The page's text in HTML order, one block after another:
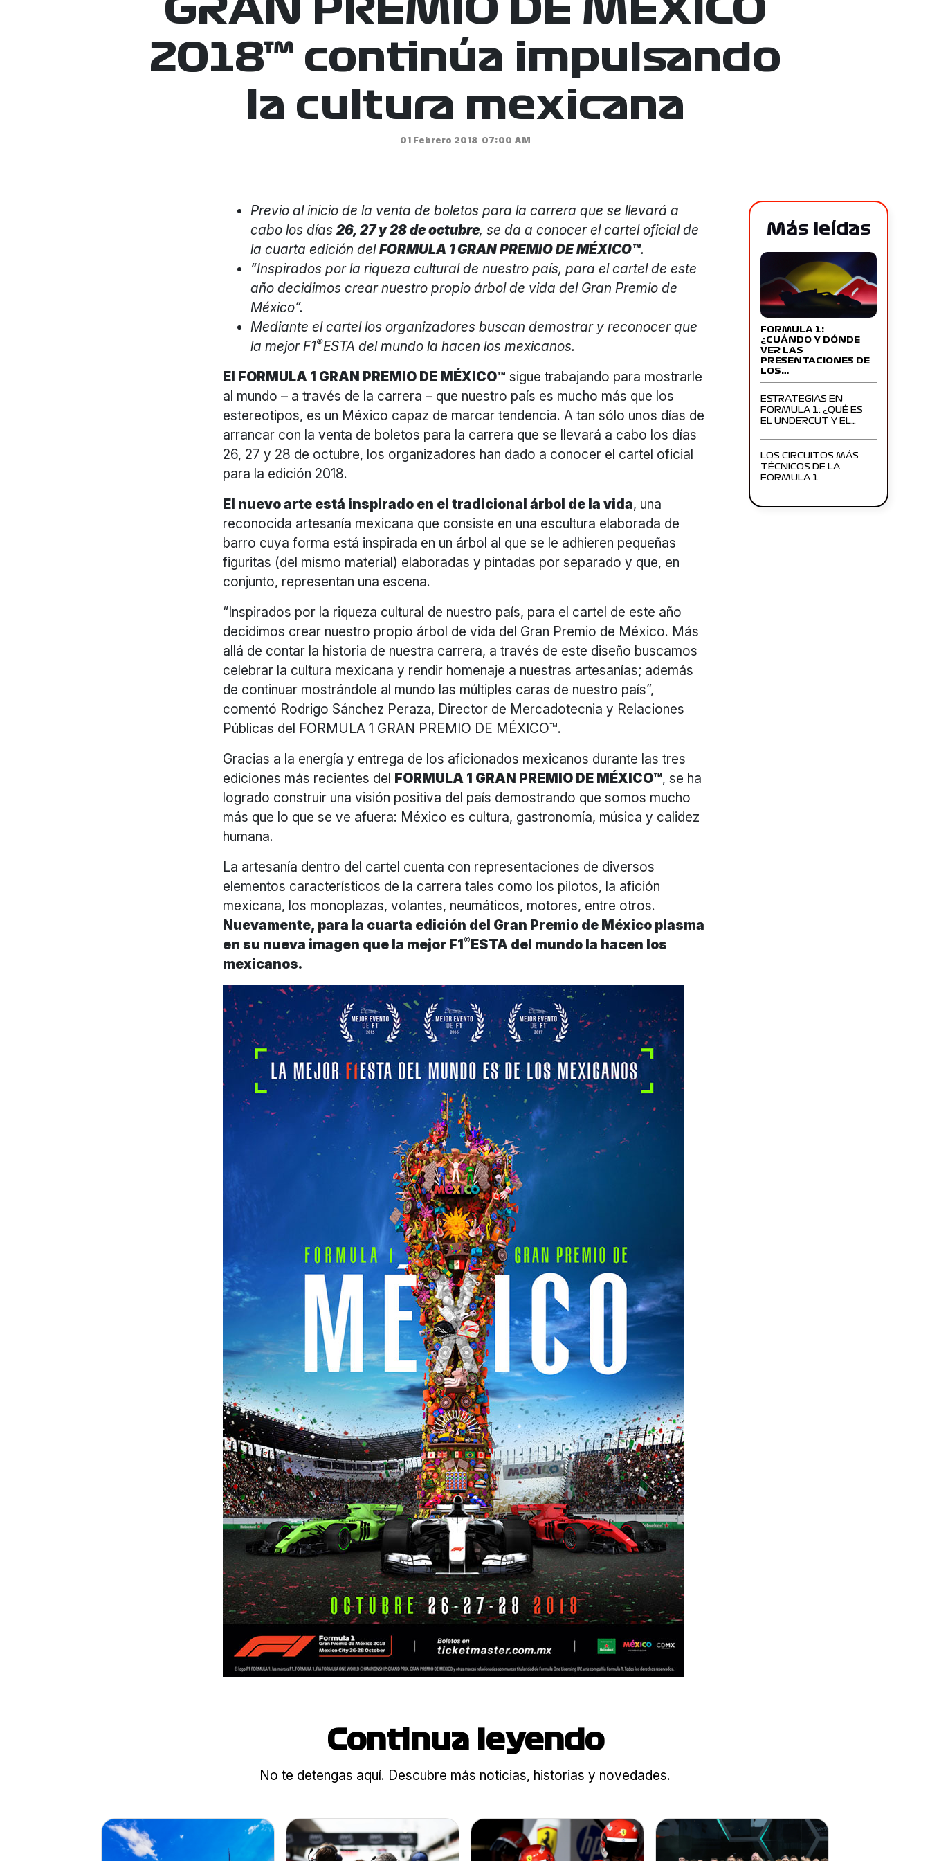
GRAN PREMIO DE MÉXICO
2018™ continúa impulsando
la cultura mexicana
01 Febrero 2018 07:00 AM
Previo al inicio de la venta de boletos para la carrera que se llevará a
cabo los días26, 27 y 28 de octubre, se da a conocer el cartel oficial de
la cuarta edición delFORMULA 1 GRAN PREMIO DE MÉXICO™.
“Inspirados por la riqueza cultural de nuestro país, para el cartel de este
año decidimos crear nuestro propio árbol de vida del Gran Premio de
México”.
Mediante el cartel los organizadores buscan demostrar y reconocer que
la mejor F1®ESTA del mundo la hacen los mexicanos.
El FORMULA 1 GRAN PREMIO DE MÉXICO™ sigue trabajando para mostrarle
al mundo – a través de la carrera – que nuestro país es mucho más que los
estereotipos, es un México capaz de marcar tendencia. A tan sólo unos días de
arrancar con la venta de boletos para la carrera que se llevará a cabo los días
26, 27 y 28 de octubre, los organizadores han dado a conocer el cartel oficial
para la edición 2018.
El nuevo arte está inspirado en el tradicional árbol de la vida, una
reconocida artesanía mexicana que consiste en una escultura elaborada de
barro cuya forma está inspirada en un árbol al que se le adhieren pequeñas
figuritas (del mismo material) elaboradas y pintadas por separado y que, en
conjunto, representan una escena.
“Inspirados por la riqueza cultural de nuestro país, para el cartel de este año
decidimos crear nuestro propio árbol de vida del Gran Premio de México. Más
allá de contar la historia de nuestra carrera, a través de este diseño buscamos
celebrar la cultura mexicana y rendir homenaje a nuestras artesanías; además
de continuar mostrándole al mundo las múltiples caras de nuestro país”,
comentó Rodrigo Sánchez Peraza, Director de Mercadotecnia y Relaciones
Públicas del FORMULA 1 GRAN PREMIO DE MÉXICO™.
Gracias a la energía y entrega de los aficionados mexicanos durante las tres
ediciones más recientes del FORMULA 1 GRAN PREMIO DE MÉXICO™, se ha
logrado construir una visión positiva del país demostrando que somos mucho
más que lo que se ve afuera: México es cultura, gastronomía, música y calidez
humana.
La artesanía dentro del cartel cuenta con representaciones de diversos
elementos característicos de la carrera tales como los pilotos, la afición
mexicana, los monoplazas, volantes, neumáticos, motores, entre otros.
Nuevamente, para la cuarta edición del Gran Premio de México plasma
en su nueva imagen que la mejor F1®ESTA del mundo la hacen los
mexicanos.
Más leídas
FORMULA 1:
¿CUÁNDO Y DÓNDE
VER LAS
PRESENTACIONES DE
LOS…
ESTRATEGIAS EN
FORMULA 1: ¿QUÉ ES
EL UNDERCUT Y EL…
LOS CIRCUITOS MÁS
TÉCNICOS DE LA
FORMULA 1
Continua leyendo
No te detengas aquí. Descubre más noticias, historias y novedades.